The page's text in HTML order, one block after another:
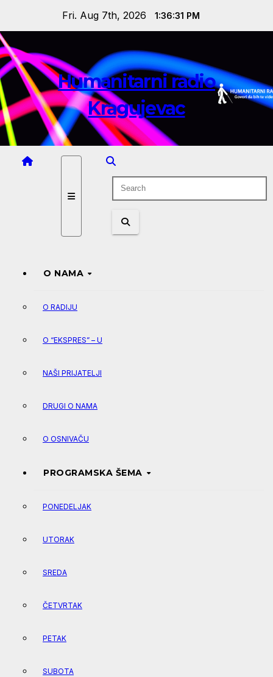
content
Fri. Aug 7th, 2026 1:36:31 PM
Humanitarni radio
Kragujevac
O NAMA
O RADIJU
O “EKSPRES” – U
NAŠI PRIJATELJI
DRUGI O NAMA
O OSNIVAČU
PROGRAMSKA ŠEMA
PONEDELJAK
UTORAK
SREDA
ČETVRTAK
PETAK
SUBOTA